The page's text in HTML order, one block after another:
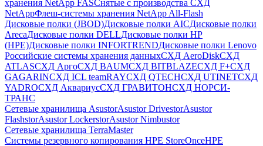
хранения NetApp FASСнятые с производства СХД
NetAppФлеш-системы хранения NetApp All-Flash
Дисковые полки (JBOD)Дисковые полки AICДисковые полки
ArecaДисковые полки DELLДисковые полки HP
(HPE)Дисковые полки INFORTRENDДисковые полки Lenovo
Российские системы хранения данныхСХД AeroDiskСХД
ATLASСХД AргоСХД BAUMСХД BITBLAZEСХД F+СХД
GAGARINСХД ICL teamRAYСХД QTECHСХД UTINETСХД
YADROСХД АквариусСХД ГРАВИТОНСХД НОРСИ-
ТРАНС
Сетевые хранилища AsustorAsustor DrivestorAsustor
FlashstorAsustor LockerstorAsustor Nimbustor
Сетевые хранилища TerraMaster
Системы резервного копирования HPE StoreOnceHPE